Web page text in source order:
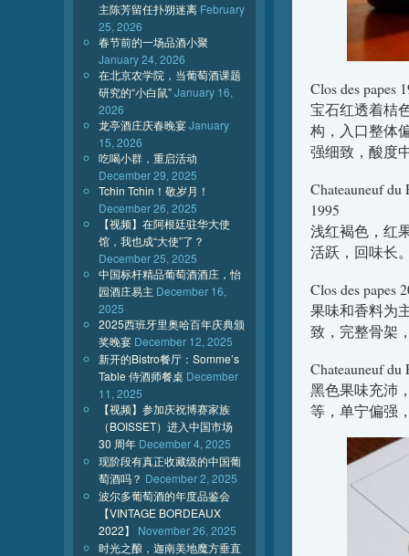
Clos des papes
宝石红透着桔
构，入口整体
强细致，酸度
Chateauneuf du
1995
浅红褐色，红
活跃，回味长
Clos des papes
果味和香料为
致，完整骨架
Chateauneuf du
黑色果味充沛
等，单宁偏强
主陈芳留任扑朔迷离 February
25, 2026
春节前的一场品酒小聚
January 24, 2026
在北京农学院，当葡萄酒课题
研究的“小白鼠”January 16,
2026
龙亭酒庄庆春晚宴January
15, 2026
吃喝小群，重启活动
December 29, 2025
Tchin Tchin！敬岁月！
December 26, 2025
【视频】在阿根廷驻华大使
馆，我也成“大使”了？
December 25, 2025
中国标杆精品葡萄酒酒庄，怡
园酒庄易主 December 16,
2025
2025西班牙里奥哈百年庆典颁
奖晚宴 December 12, 2025
新开的Bistro餐厅：Somme’s
Table 侍酒师餐桌 December
11, 2025
【视频】参加庆祝博赛家族
（BOISSET）进入中国市场
30 周年 December 4, 2025
现阶段有真正收藏级的中国葡
萄酒吗？ December 2, 2025
波尔多葡萄酒的年度品鉴会
【VINTAGE BORDEAUX
2022】
November 26, 2025
时光之酿，迦南美地魔方垂直